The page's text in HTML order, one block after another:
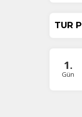
TUR
1.
Gün